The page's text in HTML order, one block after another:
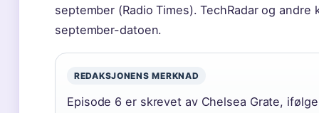
september (Radio Times). TechRadar og andre
september-datoen.
REDAKSJONENS MERKNAD
Episode 6 er skrevet av Chelsea Grate,